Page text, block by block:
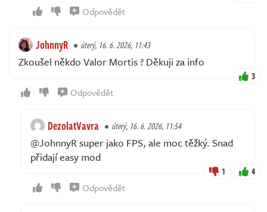
Odpovědět
JohnnyR úterý, 16. 6. 2026, 11:43
Zkoušel někdo Valor Mortis ? Děkuji za info
3
Odpovědět
DezolatVavra úterý, 16. 6. 2026, 11:54
@JohnnyR super jako FPS, ale moc těžký. Snad
přidají easy mod
1 4
Odpovědět